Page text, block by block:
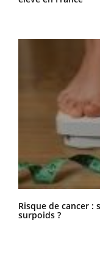
Risque de cancer :
surpoids ?